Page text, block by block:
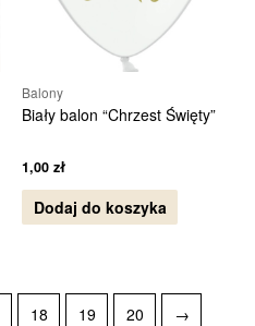
Balony
Biały balon “Chrzest Święty”
1,00 zł
Dodaj do koszyka
18 19 20 →